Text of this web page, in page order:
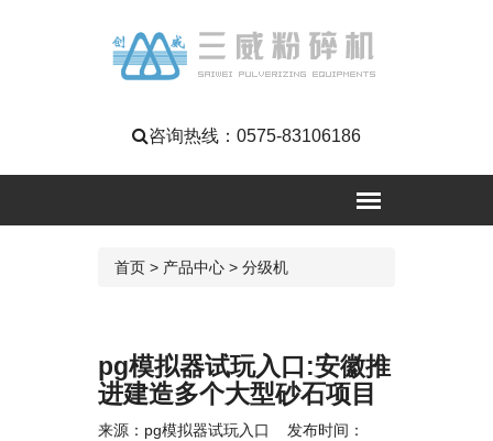
咨询热线： 0575-83106186
首页 > 产品中心 > 分级机
pg模拟器试玩入口:安徽推
进建造多个大型砂石项目
来源： pg模拟器试玩入口
发布时间：